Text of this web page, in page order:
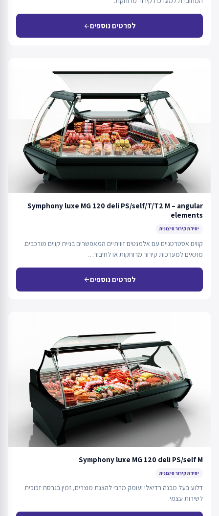
לפרטים נוספיםarrow_back
Symphony luxe MG 120 deli PS/self/T/T2 M – angular
elements
יחידת קירור חיצונית
קווים אסטרטגיים עם אלמנטים זוויתיים המאפשרים בניית קווים מורכבים.
מתאים למערכות קירור מרוחקות או לחיבור…
לפרטים נוספיםarrow_back
Symphony luxe MG 120 deli PS/self M
יחידת קירור חיצונית
דלוע בעל מבנה רדיאלי ועומק מרבי להצגת מוצרים, זמין בגרסת זכוכית
לשירות עצמי.